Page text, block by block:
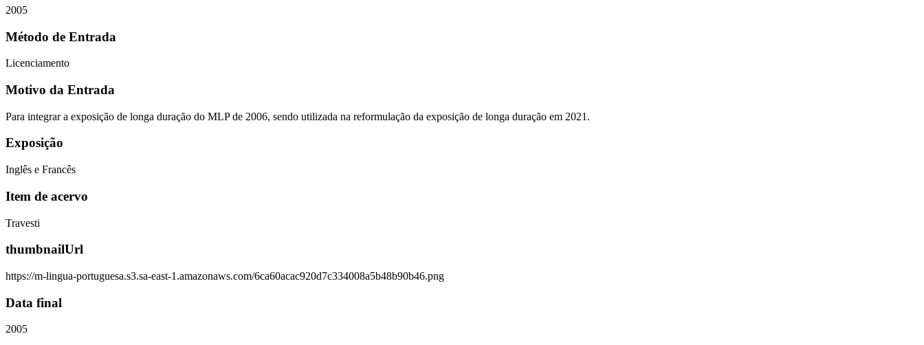
2005
Método de Entrada
Licenciamento
Motivo da Entrada
Para integrar a exposição de longa duração do MLP de 2006, sendo utilizada na reformulação da exposição de longa duração em 2021.
Exposição
Inglês e Francês
Item de acervo
Travesti
thumbnailUrl
https://m-lingua-portuguesa.s3.sa-east-1.amazonaws.com/6ca60acac920d7c334008a5b48b90b46.png
Data final
2005